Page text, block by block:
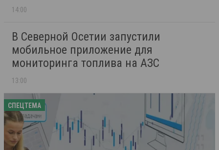
14:00
В Северной Осетии запустили
мобильное приложение для
мониторинга топлива на АЗС
13:00
СПЕЦТЕМА